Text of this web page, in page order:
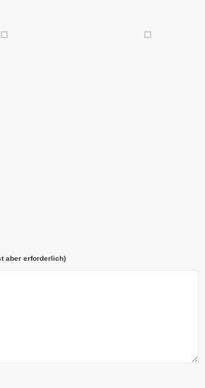
aber erforderlich)